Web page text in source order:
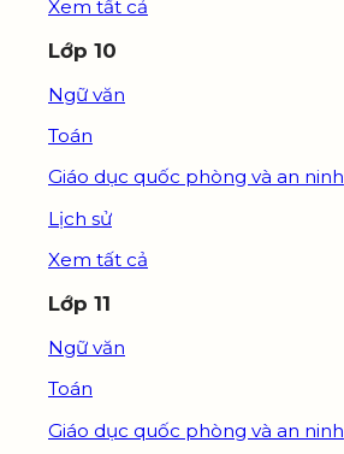
Xem tất cả
Lớp 10
Ngữ văn
Toán
Giáo dục quốc phòng và an ninh
Lịch sử
Xem tất cả
Lớp 11
Ngữ văn
Toán
Giáo dục quốc phòng và an ninh